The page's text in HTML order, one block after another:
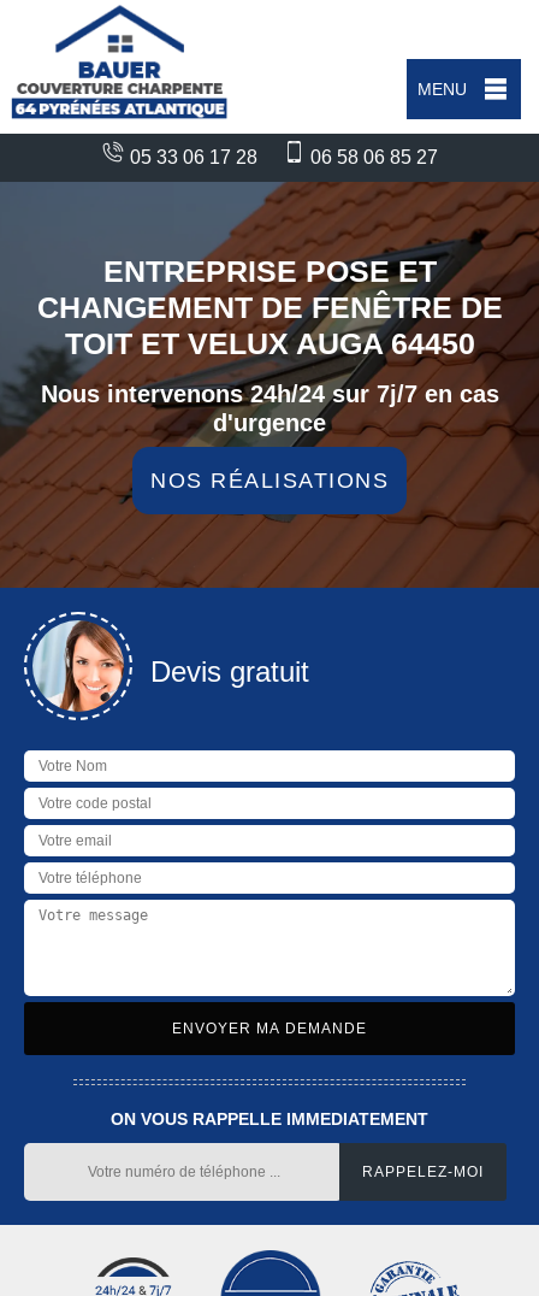
MENU
05 33 06 17 28 06 58 06 85 27
ENTREPRISE POSE ET
CHANGEMENT DE FENÊTRE DE
TOIT ET VELUX AUGA 64450
Nous intervenons 24h/24 sur 7j/7 en cas
d'urgence
NOS RÉALISATIONS
Devis gratuit
ON VOUS RAPPELLE IMMEDIATEMENT